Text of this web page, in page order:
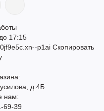
17:15
p1ai Скопировать
д.4Б
нам:
69-39